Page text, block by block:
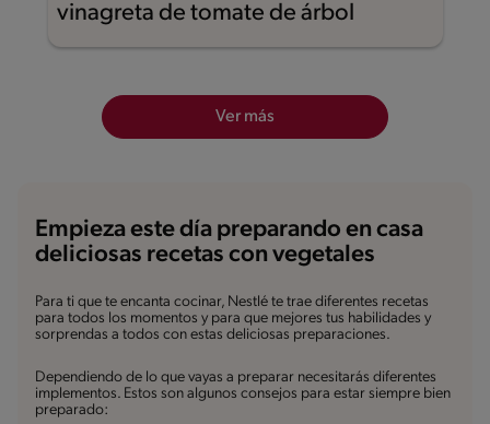
vinagreta de tomate de árbol
Ver más
Empieza este día preparando en casa
deliciosas recetas con vegetales
Para ti que te encanta cocinar, Nestlé te trae diferentes recetas
para todos los momentos y para que mejores tus habilidades y
sorprendas a todos con estas deliciosas preparaciones.
Dependiendo de lo que vayas a preparar necesitarás diferentes
implementos. Estos son algunos consejos para estar siempre bien
preparado: